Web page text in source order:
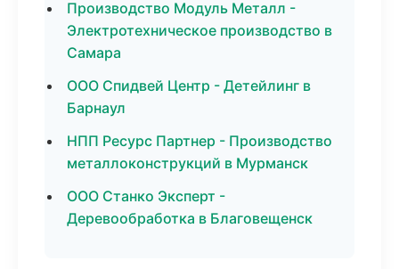
Производство Модуль Металл -
Электротехническое производство в
Самара
ООО Спидвей Центр - Детейлинг в
Барнаул
НПП Ресурс Партнер - Производство
металлоконструкций в Мурманск
ООО Станко Эксперт -
Деревообработка в Благовещенск